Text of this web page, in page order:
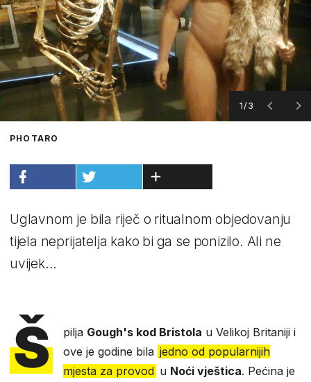
1/3
PHOTARO
Uglavnom je bila riječ o ritualnom objedovanju
tijela neprijatelja kako bi ga se ponizilo. Ali ne
uvijek...
Š pilja Gough's kod Bristola u Velikoj Britaniji i
ove je godine bila jedno od popularnijih
mjesta za provod u Noći vještica. Pećina je